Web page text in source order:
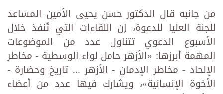
من جانبه قال الدكتور حسن يحيى الأمين المساعد
للجنة العليا للدعوة، إن اللقاءات التي تُنفذ خلال
الأسبوع الدعوي تتناول عدد من الموضوعات
المهمة أبرزها: «الأزهر حامل لواء الوسطية - مخاطر
الإلحاد - مخاطر الإدمان - الأزهر ... تاريخ وحضارة -
الأخوة الإنسانية»، ويشارك فيها عدد من أعضاء